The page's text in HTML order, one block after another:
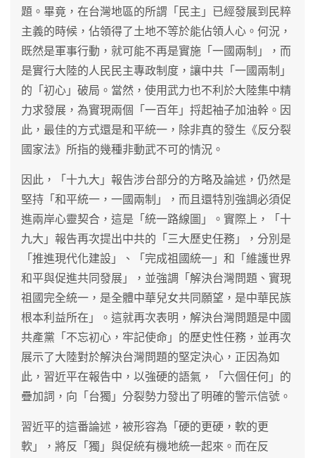
題。畢竟，在台灣地區的所謂「民主」已經發展到民粹
主義的時候，佔領得了土地不等於能佔領人心。何況，
既然是軍事行動，就可能不再是實施「一國兩制」，而
是實行大陸的人民民主專政制度，讓中共「一國兩制」
的「初心」破局。當然，使用武力也不利於大陸集中精
力求發展，為實現兩個「一百年」捋起袖子加油幹。因
此，最佳的方式還是和平統一，除非真的發生《反分裂
國家法》所指的幾種非動武不可的情況。
因此，「十九大」報告涉台部分的方略及論述，仍然是
堅持「和平統一，一國兩制」，而且還特別強調必須促
進兩岸心靈契合，這是「統一路線圖」。實際上，「十
九大」報告再次提出中共的「三大歷史任務」，分別是
「推進現代化建設」、「完成祖國統一」和「維護世界
和平與促進共同發展」，並強調「解決台灣問題、實現
祖國完全統一，是全體中華兒女共同願望，是中華民族
根本利益所在」。這就再次表明，解決台灣問題是中國
共產黨「不忘初心，牢記使命」的歷史性任務，並再次
展示了大陸對於解決台灣問題的堅定決心，正因為如
此，習近平在報告中，以強硬的語氣，「六個任何」的
疊加詞，向「台獨」分裂勢力發出了明確的警示信號。
習近平的這番論述，被形容為「硬的更硬，軟的更
軟」，將反「獨」與促統有機地統一起來。而在反